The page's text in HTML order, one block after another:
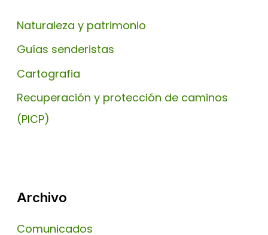
Naturaleza y patrimonio
Guías senderistas
Cartografia
Recuperación y protección de caminos
(PICP)
Archivo
Comunicados